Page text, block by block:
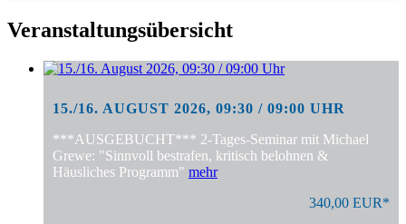
Veranstaltungsübersicht
15./16. AUGUST 2026, 09:30 / 09:00 UHR
***AUSGEBUCHT*** 2-Tages-Seminar mit Michael
Grewe: "Sinnvoll bestrafen, kritisch belohnen &
Häusliches Programm" mehr
340,00 EUR*